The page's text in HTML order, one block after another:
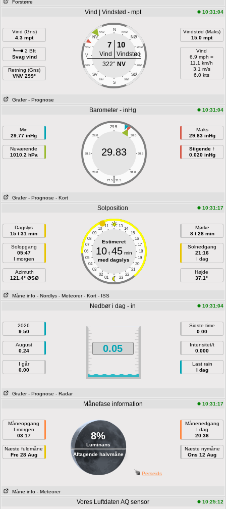
Forstørre
Vind | Vindstød - mpt 10:31:04
Vind (Gns)
4.3 mpt
2 Bft
Svag vind
Retning (Gns)
VNV 299°
N
NNV NNØ
NV NØ
VNV ØNØ
V E
VSV ØSØ
SV SØ
SSV SSØ
S
7 10
Vind
Vindstød
322° NV
Vindstød (Maks)
15.0 mpt
Vind
6.9 mph =
11.1 km/h
3.1 m/s
6.0 kts
Grafer - Prognose
Barometer - inHg 10:31:04
Min
29.77 inHg
Nuværende
1010.2 hPa
29.5
29.0 30.0
28.5 30.5
28.0 31.0
|
27.5 31.5
29.83
Maks
29.83 inHg
Stigende ↑
0.020 inHg
Grafer - Prognose - Kort
Solposition 10:31:17
Dagslys
15 t 31 min
Solopgang
05:47
I morgen
Azimuth
121.4° ØSØ
11 13
10
14
09
15
08
16
07
17
06
18
05
19
04
20
03
21
02
22
01 23
Estimeret
10t 45min
med dagslys
Mørke
8 t 28 min
Solnedgang
21:16
I dag
Højde
37.1°
Måne info - Nordlys - Meteorer - Kort - ISS
Nedbør i dag - in 10:31:04
2026
9.50
August
0.24
I går
0.00
0.05
Sidste time
0.00
Intensitet/t
0.000
Last rain
I dag
Grafer - Prognose - Radar
Månefase information 10:31:17
Måneopgang
I morgen
03:17
Næste fuldmåne
Fre 28 Aug
8%
Luminans
Aftagende halvmåne
Månenedgang
I dag
20:36
Næste nymåne
Ons 12 Aug
Perseids
Måne info - Meteorer
Vores Luftdaten AQ sensor 10:25:12